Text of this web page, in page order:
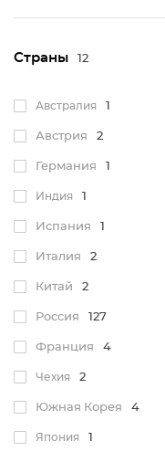
PRO Выбор
Schneider 1
Staff 3
Trodat 1
Unimax 1
Арт узор
Бланкиздат
ВКФ 1
Страны 12
Австралия 1
Австрия 2
Германия 1
Индия 1
Испания 1
Италия 2
Китай 2
Россия 127
Франция 4
Чехия 2
Южная Корея 4
Япония 1